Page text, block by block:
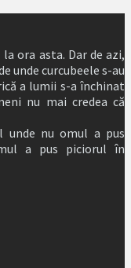
la ora asta. Dar de azi,
unde curcubeele s-au
a lumii s-a închinat
nu mai credea că
unde nu omul a pus
a pus piciorul în